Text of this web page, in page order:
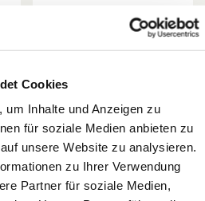
Cookies
Inhalte und Anzeigen zu
für soziale Medien anbieten zu
unsere Website zu analysieren.
zu Ihrer Verwendung
Partner für soziale Medien,
250 cm, 32
g/m², rosa
Heyda